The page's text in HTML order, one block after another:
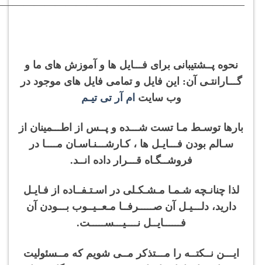
نحوه پــشتیبانی برای فـــایل ها و آموزش های ما و
گـــارانتـی آن: این فایل و تمامی فایل های موجود در
وب سایت ام آر تی تیـم
بارها توسـط مـا تست شـــده و پــس از اطـــمینان از
سـالم بودن فـــایـل ها ، کـارشـــنـاسـان مــــا در
فروشــگـاه قـــرار داده انــد.
لذا چنانـچه شـمـا مـشـکـلی در اسـتـفــاده از فـایـل
دارید، دلـــیـل آن صـــــرفــا مـعــیــوب بـــودن آن
فــــــایــل نــــیـــســـــت.
ایـــن نــکتــه را مـــتذکر مــی شویم که مــسئولیت